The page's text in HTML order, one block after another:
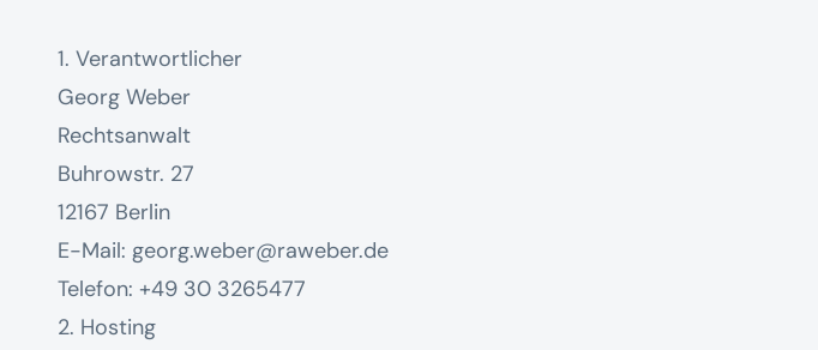
1. Verantwortlicher
Georg Weber
Rechtsanwalt
Buhrowstr. 27
12167 Berlin
E-Mail: georg.weber@raweber.de
Telefon: +49 30 3265477
2. Hosting